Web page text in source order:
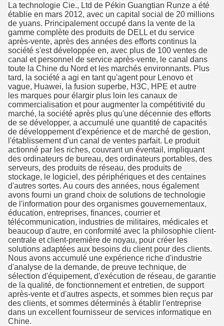
La technologie Cie., Ltd de Pékin Guangtian Runze a été
établie en mars 2012, avec un capital social de 20 millions
de yuans. Principalement occupé dans la vente de la
gamme complète des produits de DELL et du service
après-vente, après des années des efforts continus la
société s'est développée en, avec plus de 100 ventes de
canal et personnel de service après-vente, le canal dans
toute la Chine du Nord et les marchés environnants. Plus
tard, la société a agi en tant qu'agent pour Lenovo et
vague, Huawei, la fusion superbe, H3C, HPE et autre
les marques pour élargir plus loin les canaux de
commercialisation et pour augmenter la compétitivité du
marché, la société après plus qu'une décennie des efforts
de se développer, a accumulé une quantité de capacités
de développement d'expérience et de marché de gestion,
l'établissement d'un canal de ventes parfait. Le produit
actionné par les riches, couvrant un éventail, impliquant
des ordinateurs de bureau, des ordinateurs portables, des
serveurs, des produits de réseau, des produits de
stockage, le logiciel, des périphériques et des centaines
d'autres sortes. Au cours des années, nous également
avons fourni un grand choix de solutions de technologie
de l'information pour des organismes gouvernementaux,
éducation, entreprises, finances, courrier et
télécommunication, industries de militaires, médicales et
beaucoup d'autre, en conformité avec la philosophie client-
centrale et client-première de noyau, pour créer les
solutions adaptées aux besoins du client pour des clients.
Nous avons accumulé une expérience riche d'industrie
d'analyse de la demande, de preuve technique, de
sélection d'équipement, d'exécution de réseau, de garantie
de la qualité, de fonctionnement et entretien, de support
après-vente et d'autres aspects, et sommes bien reçus par
des clients, et sommes déterminés à établir l'entreprise
dans un excellent fournisseur de services informatique en
Chine.